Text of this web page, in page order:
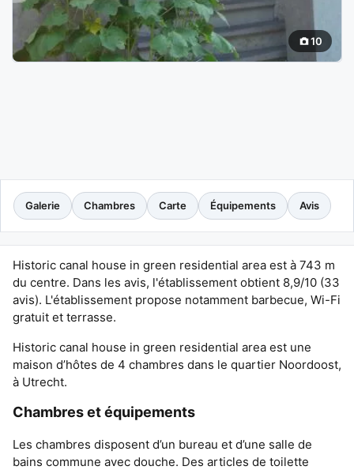
10
Galerie Chambres Carte Équipements Avis
Historic canal house in green residential area est à 743 m
du centre. Dans les avis, l'établissement obtient 8,9/10 (33
avis). L'établissement propose notamment barbecue, Wi-Fi
gratuit et terrasse.
Historic canal house in green residential area est une
maison d’hôtes de 4 chambres dans le quartier Noordoost,
à Utrecht.
Chambres et équipements
Les chambres disposent d’un bureau et d’une salle de
bains commune avec douche. Des articles de toilette